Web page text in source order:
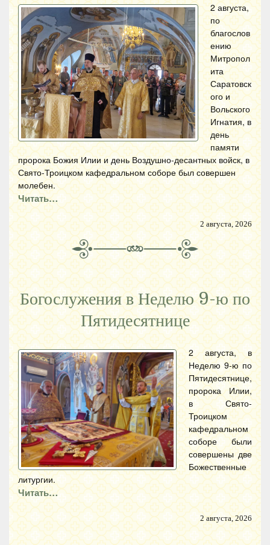
2 августа,
по
благослов
ению
Митропол
ита
Саратовск
ого и
Вольского
Игнатия, в
день
памяти
пророка Божия Илии и день Воздушно-десантных войск, в
Свято-Троицком кафедральном соборе был совершен
молебен.
Читать…
2 августа, 2026
Богослужения в Неделю 9-ю по
Пятидесятнице
2 августа, в
Неделю 9-ю по
Пятидесятнице,
пророка Илии,
в Свято-
Троицком
кафедральном
соборе были
совершены две
Божественные
литургии.
Читать…
2 августа, 2026